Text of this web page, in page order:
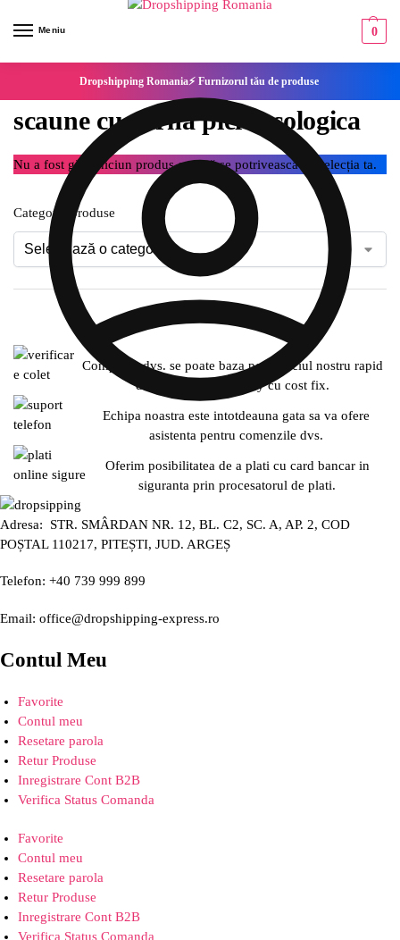
Meniu 0
Dropshipping Romania⚡ Furnizorul tău de produse
scaune cu perna piele ecologica
Nu a fost găsit niciun produs care să se potrivească cu selecția ta.
Categorie produse
Compania dvs. se poate baza pe serviciul nostru rapid
de expediere SameDay cu cost fix.
Echipa noastra este intotdeauna gata sa va ofere
asistenta pentru comenzile dvs.
Oferim posibilitatea de a plati cu card bancar in
siguranta prin procesatorul de plati.
Adresa: STR. SMÂRDAN NR. 12, BL. C2, SC. A, AP. 2, COD
POȘTAL 110217, PITEȘTI, JUD. ARGEȘ
Telefon: +40 739 999 899
Email: office@dropshipping-express.ro
Contul Meu
Favorite
Contul meu
Resetare parola
Retur Produse
Inregistrare Cont B2B
Verifica Status Comanda
Favorite
Contul meu
Resetare parola
Retur Produse
Inregistrare Cont B2B
Verifica Status Comanda